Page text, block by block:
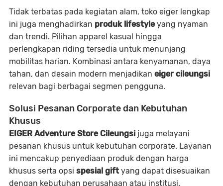
Tidak terbatas pada kegiatan alam, toko eiger lengkap
ini juga menghadirkan produk lifestyleyang nyaman
dan trendi. Pilihan apparel kasual hingga
perlengkapan riding tersedia untuk menunjang
mobilitas harian. Kombinasi antara kenyamanan, daya
tahan, dan desain modern menjadikan eiger cileungsi
relevan bagi berbagai segmen pengguna.
Solusi Pesanan Corporate dan Kebutuhan
Khusus
EIGER Adventure Store Cileungsi juga melayani
pesanan khusus untuk kebutuhan corporate. Layanan
ini mencakup penyediaan produk dengan harga
khusus serta opsi spesial giftyang dapat disesuaikan
dengan kebutuhan perusahaan atau institusi.